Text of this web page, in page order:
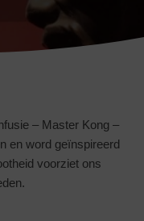
– Master Kong –
en word geïnspireerd
voorziet ons